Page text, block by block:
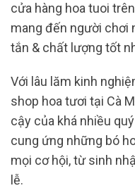
cửa hàng hoa tuoi
mang đến người chơi
tắn & chất lượng tốt
Với lâu lăm kinh
shop hoa tươi tại Cà
cậy của khá nhiều
cung ứng những bó
mọi cơ hội, từ sinh
lễ.